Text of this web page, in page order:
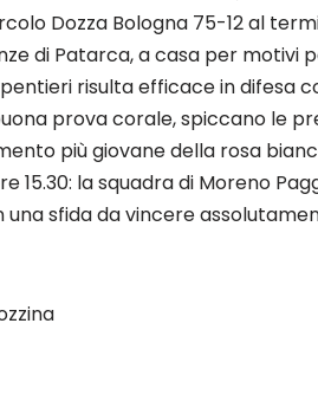
Dozza Bologna 75-12 al
di Patarca, a casa per motivi
risulta efficace in difesa
prova corale, spiccano le
più giovane della rosa
la squadra di Moreno
una sfida da vincere